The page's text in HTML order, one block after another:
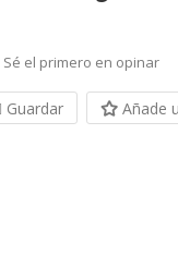
Sé el primero en opinar
Guardar Añade